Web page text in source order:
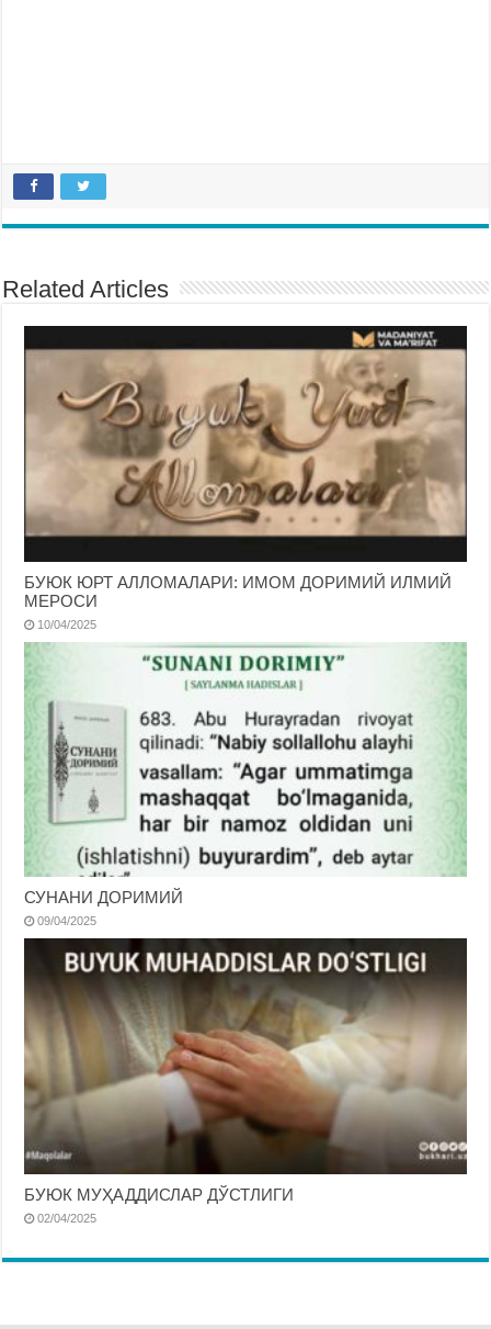
Related Articles
БУЮК ЮРТ АЛЛОМАЛАРИ: ИМОМ ДОРИМИЙ ИЛМИЙ
МЕРОСИ
10/04/2025
СУНАНИ ДОРИМИЙ
09/04/2025
БУЮК МУҲАДДИСЛАР ДЎСТЛИГИ
02/04/2025